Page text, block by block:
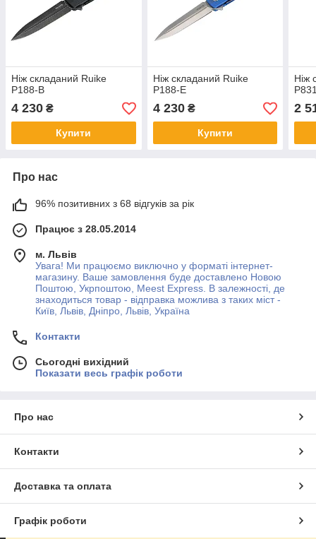
Ніж складаний Ruike
P188-B
4 230 ₴
Купити
Ніж складаний Ruike
P188-E
4 230₴
Купити
Ніж
2
Про нас
96% позитивних з 68 відгуків за рік
Працює з 28.05.2014
м. Львів
Увага! Ми працюємо виключно у форматі інтернет-
магазину. Ваше замовлення буде доставлено Новою
Поштою, Укрпоштою, Meest Express. В залежності, де
знаходиться товар - відправка можлива з таких міст -
Київ, Львів, Дніпро, Львів, Україна
Контакти
Сьогодні вихідний
Показати весь графік роботи
Про нас
Контакти
Доставка та оплата
Графік роботи